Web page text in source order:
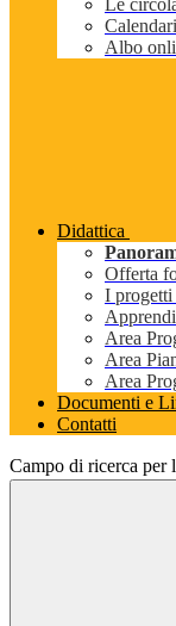
Le
Albo
Didattica
Offerta
I progetti
Area
Area
Area
Documenti e
Contatti
Campo di ricerca per